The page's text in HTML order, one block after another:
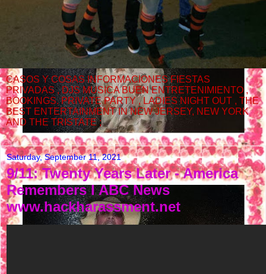
CASOS Y COSAS INFORMACIONES FIESTAS
PRIVADAS , DJS MUSICA BUEN ENTRETENIMIENTO ,
BOOKINGS. PRIVATE PARTY , LADIES NIGHT OUT , THE
BEST ENTERTAINMENT IN NEW JERSEY, NEW YORK
AND THE TRISTATE ;
Saturday, September 11, 2021
9/11: Twenty Years Later - America
Remembers I ABC News
www.hackharassment.net